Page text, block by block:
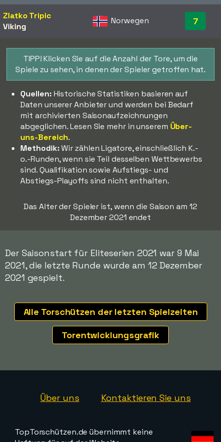
Zlatko Tripic
Viking
Norwegen 7
TIPP! Klicken Sie auf die Anzahl der Tore, um die
Spiele zu sehen, in denen der Spieler getroffen hat.
Quellen: Historische Statistiken basieren auf
Daten unserer Anbieter und werden bei Bedarf
mit archivierten Saisonaufzeichnungen
abgeglichen. Lesen Sie mehr in unserem Über-
uns-Bereich.
Methodik:Wir zählen Ligatore, einschließlich K.-
o.-Runden, wenn sie Teil desselben Wettbewerbs
sind. Qualifikation sowie Aufstiegs- und
Abstiegs-Playoffs sind nicht enthalten.
Das Alter der Spieler ist, wenn die Saison am 12
Dezember 2021 endet
Der Saisonstart für Eliteserien 2021 war 9 Mai
2021, die letzte Runde wurde am 12 Dezember
2021 gespielt.
Alle Torschützen der letzten Spielzeiten
Torentwicklungsgrafik
Über uns Kontaktieren Sie uns
TopTorschützen.de übernimmt keine